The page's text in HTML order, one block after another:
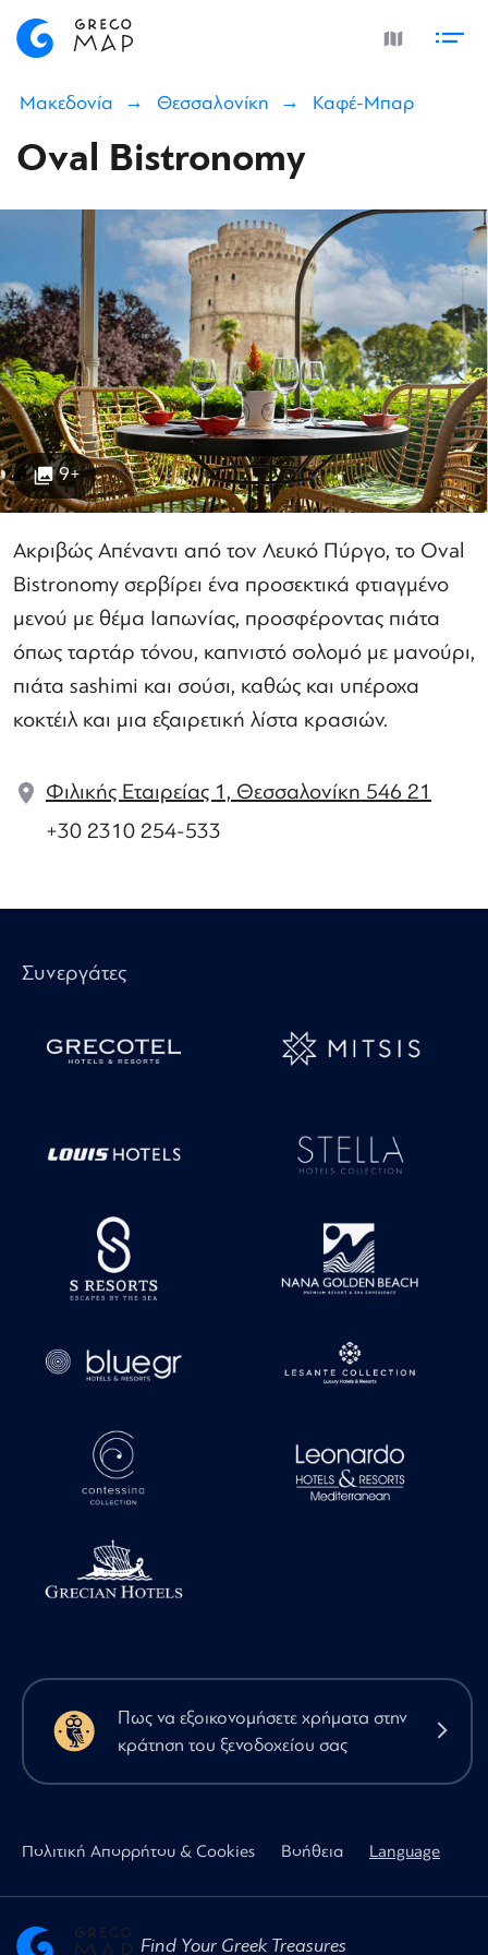
Μακεδονία Θεσσαλονίκη Καφέ-Μπαρ
Oval Bistronomy
9+
Ακριβώς Απέναντι από τον Λευκό Πύργο, το Oval
Bistronomy σερβίρει ένα προσεκτικά φτιαγμένο
μενού με θέμα Ιαπωνίας, προσφέροντας πιάτα
όπως ταρτάρ τόνου, καπνιστό σολομό με μανούρι,
πιάτα sashimi και σούσι, καθώς και υπέροχα
κοκτέιλ και μια εξαιρετική λίστα κρασιών.
Φιλικής Εταιρείας 1, Θεσσαλονίκη 546 21
+30 2310 254-533
Συνεργάτες
Πως να εξοικονομήσετε χρήματα στην
κράτηση του ξενοδοχείου σας
Πολιτική Απορρήτου & Cookies Βοήθεια Language
Find Your Greek Treasures